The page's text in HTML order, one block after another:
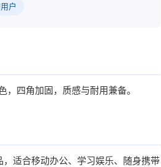
户
四角加固，质感与耐用兼备。
适合移动办公、学习娱乐、随身携带